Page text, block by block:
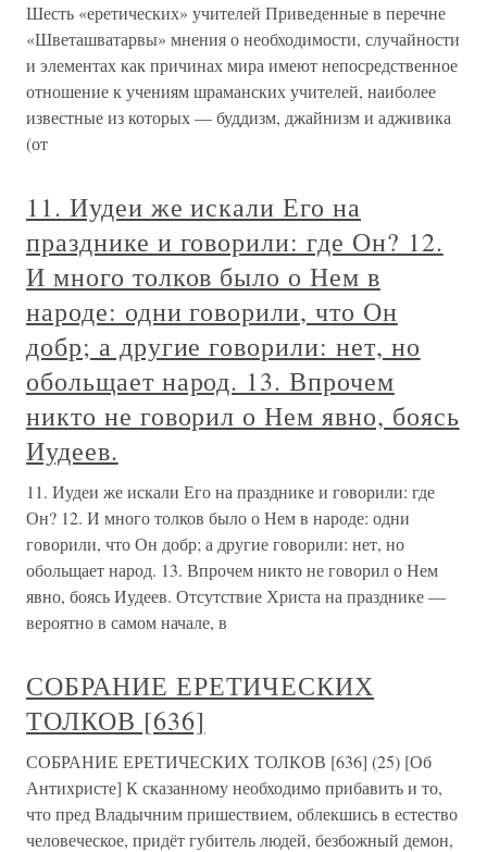
Шесть «еретических» учителей Приведенные в перечне
«Шветашватарвы» мнения о необходимости, случайности
и элементах как причинах мира имеют непосредственное
отношение к учениям шраманских учителей, наиболее
известные из которых — буддизм, джайнизм и адживика
(от
11. Иудеи же искали Его на
празднике и говорили: где Он? 12.
И много толков было о Нем в
народе: одни говорили, что Он
добр; а другие говорили: нет, но
обольщает народ. 13. Впрочем
никто не говорил о Нем явно, боясь
Иудеев.
11. Иудеи же искали Его на празднике и говорили: где
Он? 12. И много толков было о Нем в народе: одни
говорили, что Он добр; а другие говорили: нет, но
обольщает народ. 13. Впрочем никто не говорил о Нем
явно, боясь Иудеев. Отсутствие Христа на празднике —
вероятно в самом начале, в
СОБРАНИЕ ЕРЕТИЧЕСКИХ
ТОЛКОВ [636]
СОБРАНИЕ ЕРЕТИЧЕСКИХ ТОЛКОВ [636] (25) [Об
Антихристе] К сказанному необходимо прибавить и то,
что пред Владычним пришествием, облекшись в естество
человеческое, придёт губитель людей, безбожный демон,